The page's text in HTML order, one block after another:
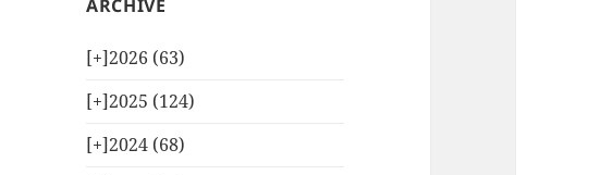
ARCHIVE
[+]2026 (63)
[+]2025 (124)
[+]2024 (68)